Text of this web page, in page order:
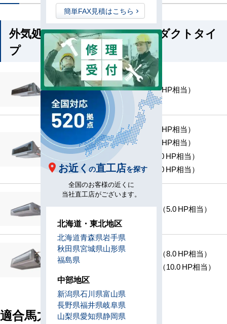
外気処理エアコン 天井埋込形ダクトタイ
プ
MMD-UP1401HF （5.0 HP相当）
MMD-UP2241HF （8.0 HP相当）
MMD-UP2242HF （8.0 HP相当）
MMD-UP2801HF （10.0 HP相当）
MMD-UP2802HF （10.0 HP相当）
MMD-UP1401HFNHS （5.0 HP相当）
MMD-UP2242HFNHS （8.0 HP相当）
MMD-UP2802HFNHS （10.0 HP相当）
適合馬力
簡単FAX見積はこちら
お近く の直工店を探す
全国のお客様の近くに
当社直工店がございます。
北海道・東北地区
北海道青森県岩手県
秋田県宮城県山形県
福島県
中部地区
新潟県石川県富山県
長野県福井県岐阜県
山梨県愛知県静岡県